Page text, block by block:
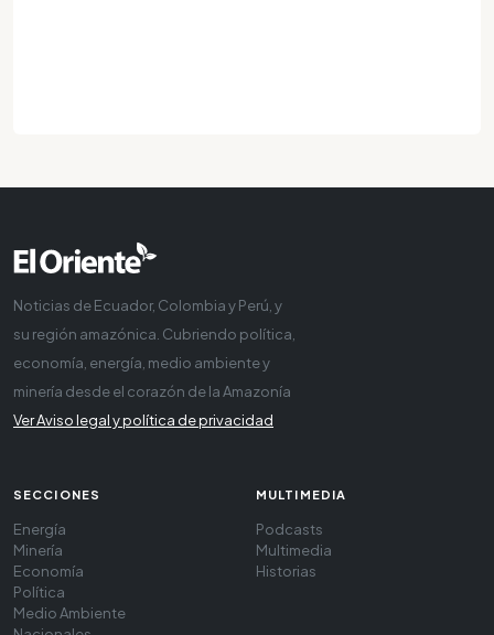
Noticias de Ecuador, Colombia y Perú, y
su región amazónica. Cubriendo política,
economía, energía, medio ambiente y
minería desde el corazón de la Amazonía
Ver Aviso legal y política de privacidad
SECCIONES
Energía
Minería
Economía
Política
Medio Ambiente
MULTIMEDIA
Podcasts
Multimedia
Historias